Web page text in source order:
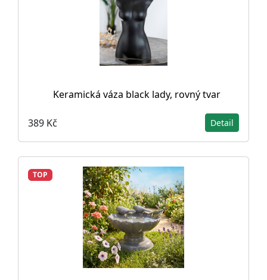
Keramická váza black lady, rovný tvar
389 Kč Detail
TOP